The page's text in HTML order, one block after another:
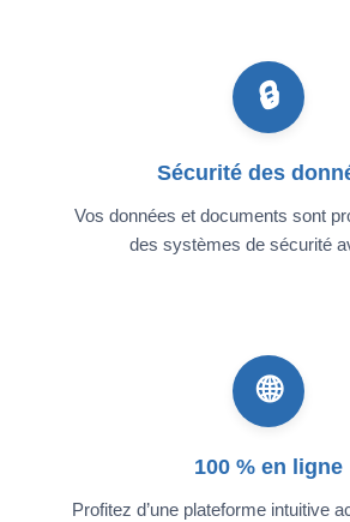
🔒
Sécurité des
Vos données et documents sont
des systèmes de sécurité
🌐
100 % en ligne
Profitez d’une plateforme intuitive